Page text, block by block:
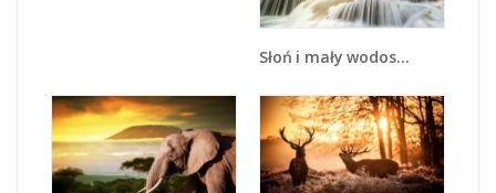
Słoń i mały wodospad - Z305